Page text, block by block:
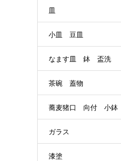
皿
小皿 豆皿
なます皿 鉢 盃洗
茶碗 蓋物
蕎麦猪口 向付 小鉢
ガラス
漆塗